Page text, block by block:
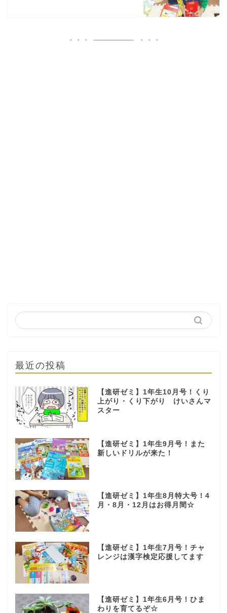
最近の投稿
【進研ゼミ】1年生10月号！くり
上がり・くり下がり けいさんマ
スター
【進研ゼミ】1年生9月号！また
新しいドリルが来た！
【進研ゼミ】1年生8月特大号！4
月・8月・12月はお得月間☆
【進研ゼミ】1年生7月号！チャ
レンジは漢字検定応援してます
【進研ゼミ】1年生6月号！ひま
わりを育てるぞ☆